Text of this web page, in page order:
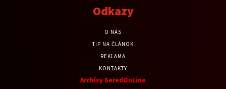
Odkazy
O NÁS
TIP NA ČLÁNOK
REKLAMA
KONTAKTY
Archívy SeredOnLine